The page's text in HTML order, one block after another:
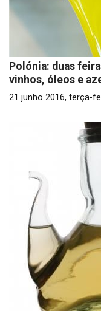
Polónia: duas
vinhos, óleos e
21 junho 2016, terça-